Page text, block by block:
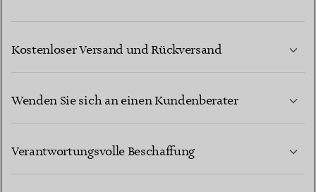
Kostenloser Versand und Rückversand
Wenden Sie sich an einen Kundenberater
Verantwortungsvolle Beschaffung